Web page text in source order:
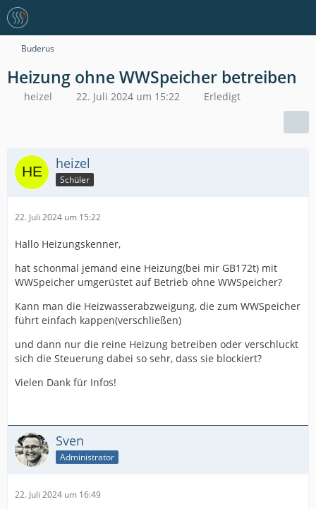
Buderus
Heizung ohne WWSpeicher betreiben
heizel 22. Juli 2024 um 15:22 Erledigt
heizel
Schüler
22. Juli 2024 um 15:22
Hallo Heizungskenner,
hat schonmal jemand eine Heizung(bei mir GB172t) mit
WWSpeicher umgerüstet auf Betrieb ohne WWSpeicher?
Kann man die Heizwasserabzweigung, die zum WWSpeicher
führt einfach kappen(verschließen)
und dann nur die reine Heizung betreiben oder verschluckt
sich die Steuerung dabei so sehr, dass sie blockiert?
Vielen Dank für Infos!
Sven
Administrator
22. Juli 2024 um 16:49